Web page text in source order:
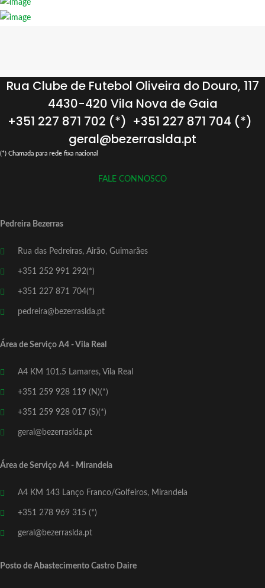
Rua Clube de Futebol Oliveira do Douro, 117
4430-420 Vila Nova de Gaia
+351 227 871 702 (*) +351 227 871 704 (*)
geral@bezerraslda.pt
(*) Chamada para rede fixa nacional
FALE CONNOSCO
Pedreira Bezerras
Rua das Pedreiras, Airão, Guimarães
+351 252 991 292(*)
+351 227 871 704(*)
pedreira@bezerraslda.pt
Área de Serviço A4 - Vila Real
A4 KM 101.5 Lamares, Vila Real
+351 259 928 119 (N)(*)
+351 259 928 017 (S)(*)
geral@bezerraslda.pt
Área de Serviço A4 - Mirandela
A4 KM 143 Lanço Franco/Golfeiros, Mirandela
+351 278 969 315 (*)
geral@bezerraslda.pt
Posto de Abastecimento Castro Daire